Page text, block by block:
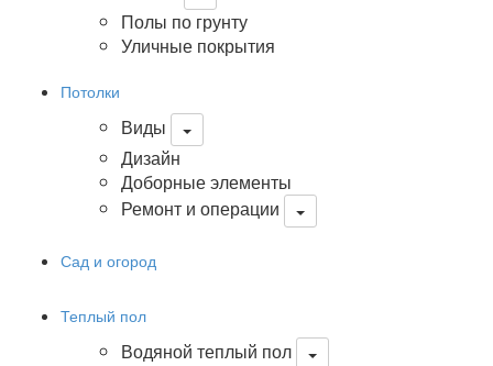
Полы по грунту
Уличные покрытия
Потолки
Виды
Дизайн
Доборные элементы
Ремонт и операции
Сад и огород
Теплый пол
Водяной теплый пол